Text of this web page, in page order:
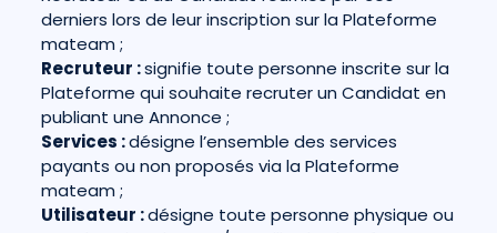
derniers lors de leur inscription sur la Plateforme
mateam ;
Recruteur :signifie toute personne inscrite sur la
Plateforme qui souhaite recruter un Candidat en
publiant une Annonce ;
Services :désigne l’ensemble des services
payants ou non proposés via la Plateforme
mateam ;
Utilisateur :désigne toute personne physique ou